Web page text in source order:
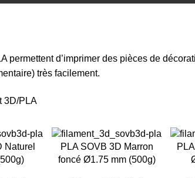
permettent d’imprimer des pièces de
très facilement.
3D PLA
Naturel
-26%
PLA SOVB 3D Marron
foncé Ø1.75 mm (500g)
-23%